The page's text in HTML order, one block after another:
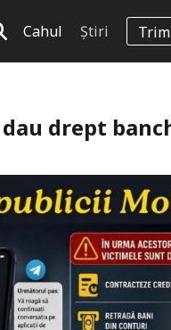
Cahul Știri
drept